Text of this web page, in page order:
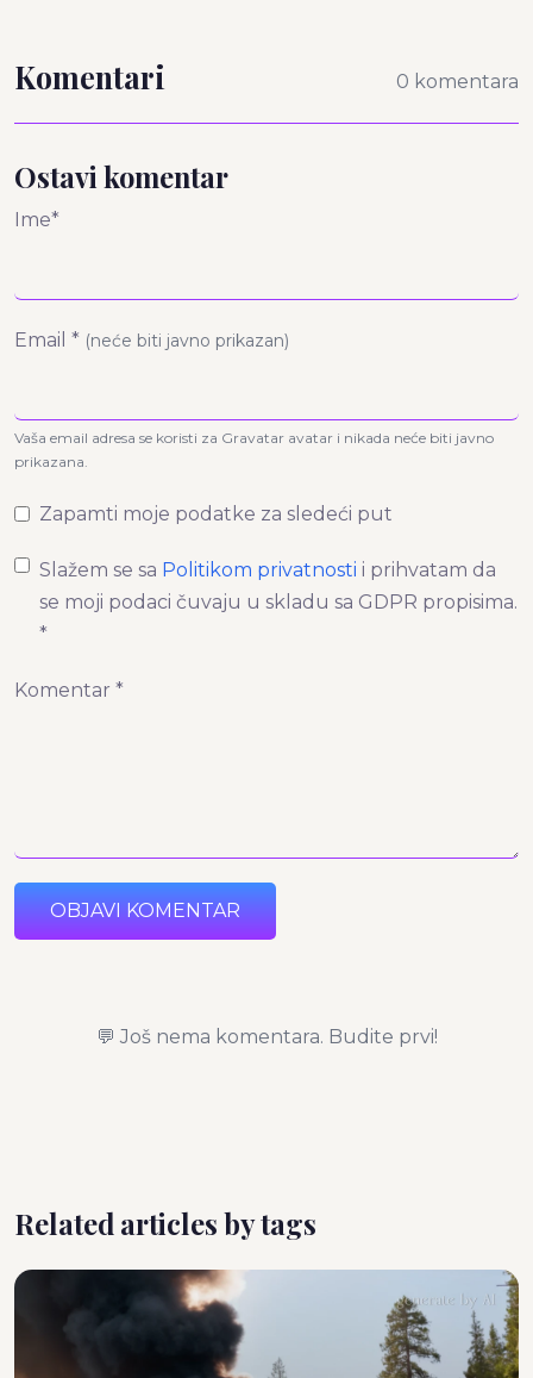
Komentari 0 komentara
Ostavi komentar
Ime*
Email * (neće biti javno prikazan)
Vaša email adresa se koristi za Gravatar avatar i nikada neće biti javno
prikazana.
Zapamti moje podatke za sledeći put
Slažem se sa Politikom privatnosti i prihvatam da
se moji podaci čuvaju u skladu sa GDPR propisima.
*
Komentar *
OBJAVI KOMENTAR
💬 Još nema komentara. Budite prvi!
Related articles by tags